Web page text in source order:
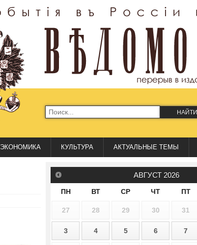
НАЙТИ
ЭКОНОМИКА КУЛЬТУРА АКТУАЛЬНЫЕ ТЕМЫ
АВГУСТ 2026
ПН ВТ СР ЧТ ПТ
27 28 29 30 31
3 4 5 6 7